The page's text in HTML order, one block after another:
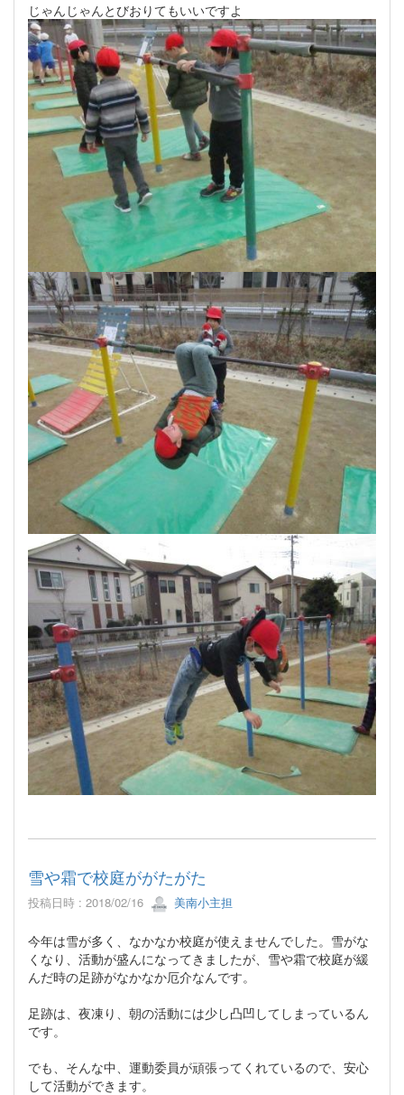
じゃんじゃんとびおりてもいいですよ
雪や霜で校庭ががたがた
投稿日時 : 2018/02/16 美南小主担
今年は雪が多く、なかなか校庭が使えませんでした。雪がな
くなり、活動が盛んになってきましたが、雪や霜で校庭が緩
んだ時の足跡がなかなか厄介なんです。
足跡は、夜凍り、朝の活動には少し凸凹してしまっているん
です。
でも、そんな中、運動委員が頑張ってくれているので、安心
して活動ができます。